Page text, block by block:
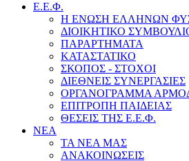
Ε.Ε.Φ.
Η ΕΝΩΣΗ ΕΛΛΗΝΩΝ
ΔΙΟΙΚΗΤΙΚΟ
ΠΑΡΑΡΤΗΜΑΤΑ
ΚΑΤΑΣΤΑΤΙΚΟ
ΣΚΟΠΟΣ - ΣΤΟΧΟΙ
ΔΙΕΘΝΕΙΣ ΣΥΝΕΡΓΑΣΙΕΣ
ΟΡΓΑΝΟΓΡΑΜΜΑ
ΕΠΙΤΡΟΠΗ ΠΑΙΔΕΙΑΣ
ΘΕΣΕΙΣ ΤΗΣ Ε.Ε.Φ.
ΝΕΑ
ΤΑ ΝΕΑ ΜΑΣ
ΑΝΑΚΟΙΝΩΣΕΙΣ